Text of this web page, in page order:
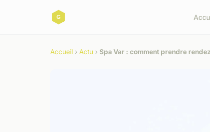
Accueil › Actu › Spa Var : comment prendre